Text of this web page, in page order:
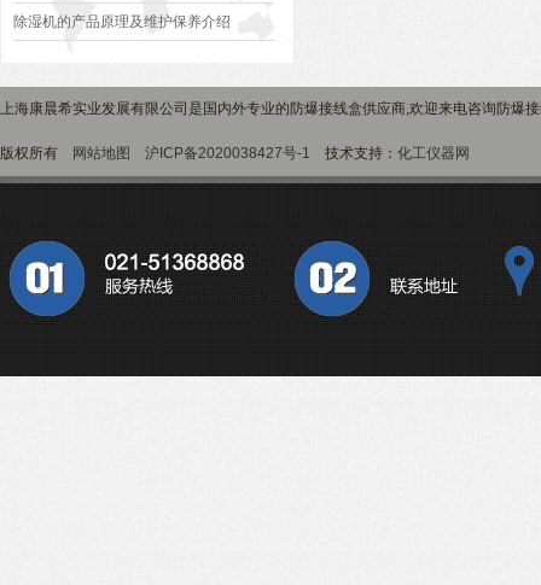
除湿机的产品原理及维护保养介绍
上海康晨希实业发展有限公司是国内外专业的防爆接线盒供应商,欢迎来电咨询防爆
版权所有 网站地图 沪ICP备2020038427号-1 技术支持： 化工仪器网